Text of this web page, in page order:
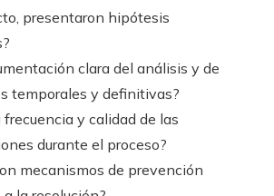
presentaron hipótesis
clara del análisis y de
temporales y definitivas?
frecuencia y calidad de las
durante el proceso?
mecanismos de prevención